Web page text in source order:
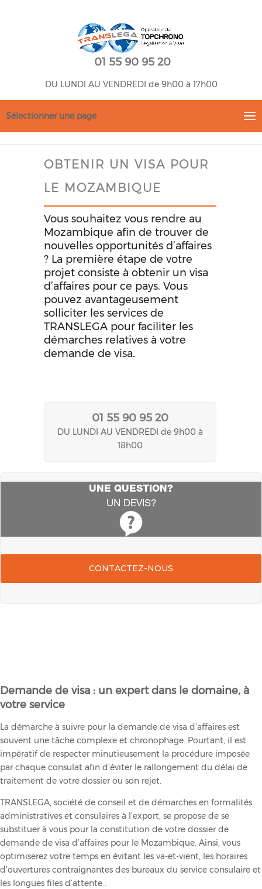
01 55 90 95 20
DU LUNDI AU VENDREDI de 9h00 à 17h00
Sélectionner une page
OBTENIR UN VISA POUR
LE MOZAMBIQUE
Vous souhaitez vous rendre au
Mozambique afin de trouver de
nouvelles opportunités d’affaires
? La première étape de votre
projet consiste à obtenir un visa
d’affaires pour ce pays. Vous
pouvez avantageusement
solliciter les services de
TRANSLEGA pour faciliter les
démarches relatives à votre
demande de visa.
01 55 90 95 20
DU LUNDI AU VENDREDI de 9h00 à
18h00
UNE QUESTION?
UN DEVIS?
CONTACTEZ-NOUS
Demande de visa : un expert dans le domaine, à
votre service
La démarche à suivre pour la demande de visa d’affaires est
souvent une tâche complexe et chronophage. Pourtant, il est
impératif de respecter minutieusement la procédure imposée
par chaque consulat afin d’éviter le rallongement du délai de
traitement de votre dossier ou son rejet.
TRANSLEGA, société de conseil et de démarches en formalités
administratives et consulaires à l’export, se propose de se
substituer à vous pour la constitution de votre dossier de
demande de visa d’affaires pour le Mozambique. Ainsi, vous
optimiserez votre temps en évitant les va-et-vient, les horaires
d’ouvertures contraignantes des bureaux du service consulaire et
les longues files d’attente .